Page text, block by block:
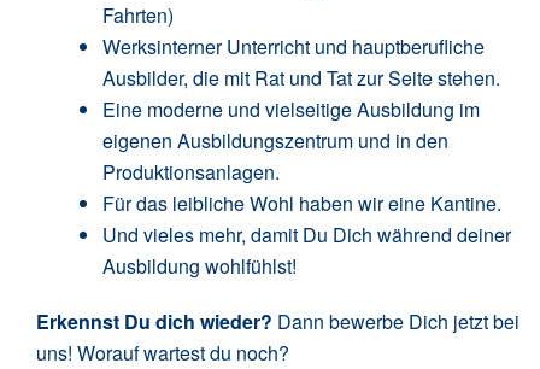
Fahrten)
Werksinterner Unterricht und hauptberufliche
Ausbilder, die mit Rat und Tat zur Seite stehen.
Eine moderne und vielseitige Ausbildung im
eigenen Ausbildungszentrum und in den
Produktionsanlagen.
Für das leibliche Wohl haben wir eine Kantine.
Und vieles mehr, damit Du Dich während deiner
Ausbildung wohlfühlst!
Erkennst Du dich wieder? Dann bewerbe Dich jetzt bei
uns! Worauf wartest du noch?